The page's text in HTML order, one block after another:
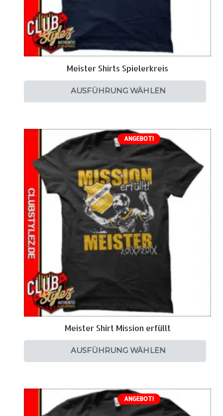
Meister Shirts Spielerkreis
AUSFÜHRUNG WÄHLEN
ANGEBOT!
Meister Shirt Mission erfüllt
AUSFÜHRUNG WÄHLEN
ANGEBOT!